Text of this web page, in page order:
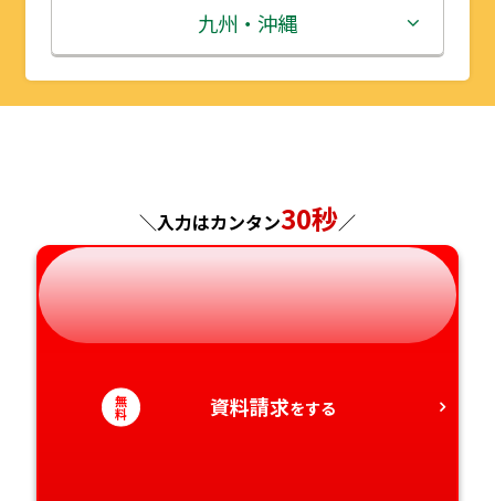
秋田県
山形県
埼玉県
千葉県
石川県
福井県
岐阜県
静岡県
滋賀県
京都府
奈良県
和歌山県
鳥取県
島根県
山口県
徳島県
九州・沖縄
福岡県
熊本県
大分県
宮崎県
＼入力はカンタン30秒／
無
料 資料請求をする